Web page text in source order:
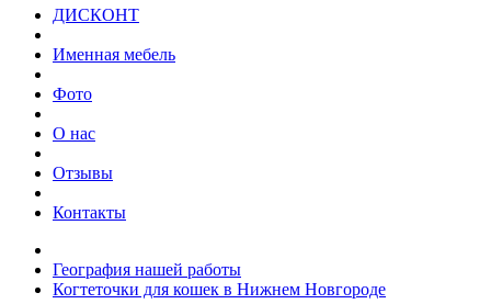
ДИСКОНТ
Именная мебель
Фото
О нас
Отзывы
Контакты
География нашей работы
Когтеточки для кошек в Нижнем Новгороде